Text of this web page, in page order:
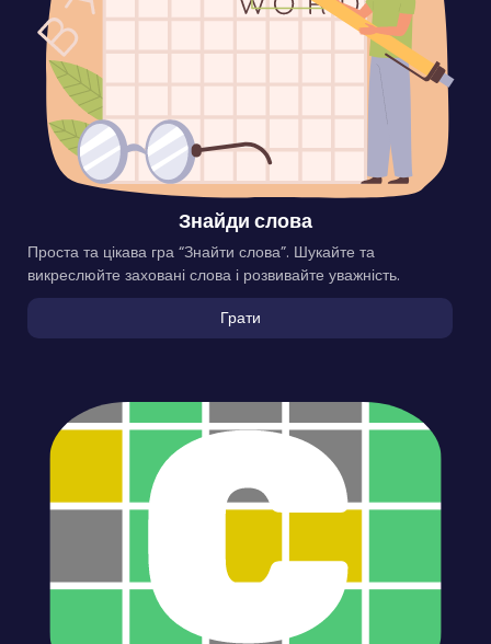
Знайди слова
Проста та цікава гра “Знайти слова”. Шукайте та
викреслюйте заховані слова і розвивайте уважність.
Грати